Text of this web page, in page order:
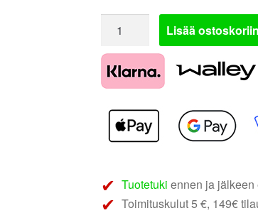
Asennussarja
AH-
KIT-
FIAT04
Fiat
Ducato
2021
määrä
Lisää ostoskoriin
Tuotetuki ennen ja jälkeen
Toimituskulut 5 €, 149€